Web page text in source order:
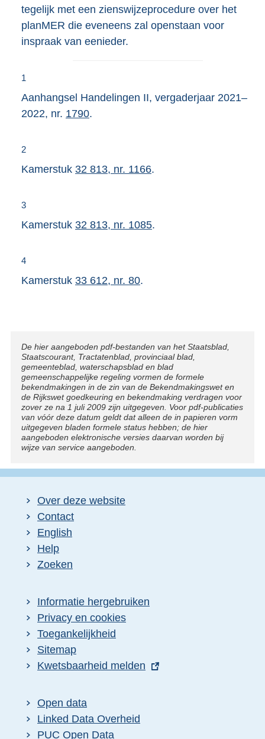
tegelijk met een zienswijzeprocedure over het
planMER die eveneens zal openstaan voor
inspraak van eenieder.
1
Aanhangsel Handelingen II, vergaderjaar 2021–
2022, nr. 1790.
2
Kamerstuk 32 813, nr. 1166.
3
Kamerstuk 32 813, nr. 1085.
4
Kamerstuk 33 612, nr. 80.
Disclaimer
De hier aangeboden pdf-bestanden van het Staatsblad,
Staatscourant, Tractatenblad, provinciaal blad,
gemeenteblad, waterschapsblad en blad
gemeenschappelijke regeling vormen de formele
bekendmakingen in de zin van de Bekendmakingswet en
de Rijkswet goedkeuring en bekendmaking verdragen voor
zover ze na 1 juli 2009 zijn uitgegeven. Voor pdf-publicaties
van vóór deze datum geldt dat alleen de in papieren vorm
uitgegeven bladen formele status hebben; de hier
aangeboden elektronische versies daarvan worden bij
wijze van service aangeboden.
Over deze website
Contact
English
Help
Zoeken
Informatie hergebruiken
Privacy en cookies
Toegankelijkheid
Sitemap
E
t
e
r
Kwetsbaarheid melden
Open data
Linked Data Overheid
PUC Open Data